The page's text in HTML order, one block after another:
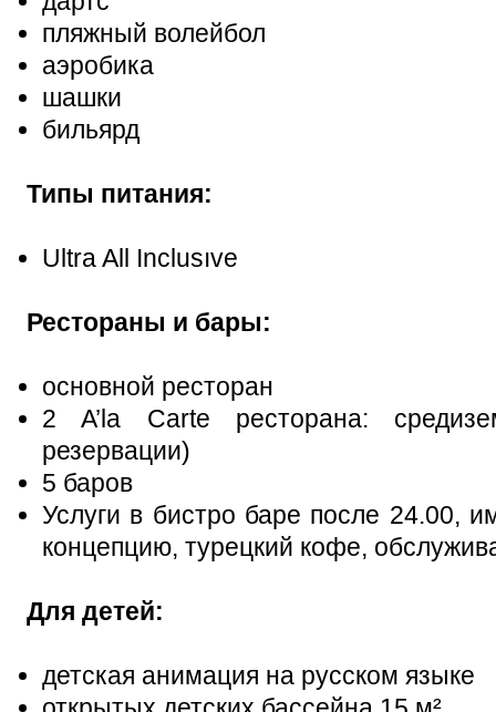
пляжный волейбол
аэробика
шашки
бильярд
Типы питания:
Ultra All Inclusıve
Рестораны и бары:
основной ресторан
2 A’la Carte ресторана:
резервации)
5 баров
Услуги в бистро баре после 24.00,
концепцию, турецкий кофе,
Для детей:
детская анимация на русском языке